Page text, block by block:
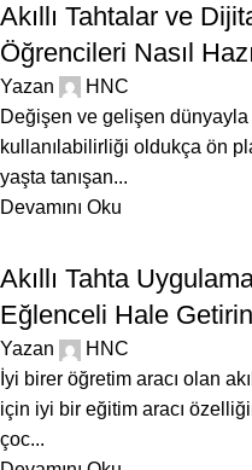
Akıllı Tahtalar ve
Öğrencileri Nasıl
Yazan
HNC
Değişen ve gelişen
kullanılabilirliği oldukça ön
yaşta tanışan...
Devamını Oku
Akıllı Tahta
Eğlenceli Hale Getirin
Yazan
HNC
İyi birer öğretim aracı olan
için iyi bir eğitim aracı
çoc...